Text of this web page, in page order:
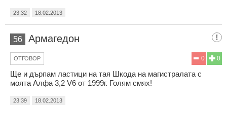
23:32 18.02.2013
56 Армагедон
0
0
ОТГОВОР
Ще и дърпам ластици на тая Шкода на магистралата с
моята Алфа 3,2 V6 от 1999г. Голям смях!
23:39 18.02.2013